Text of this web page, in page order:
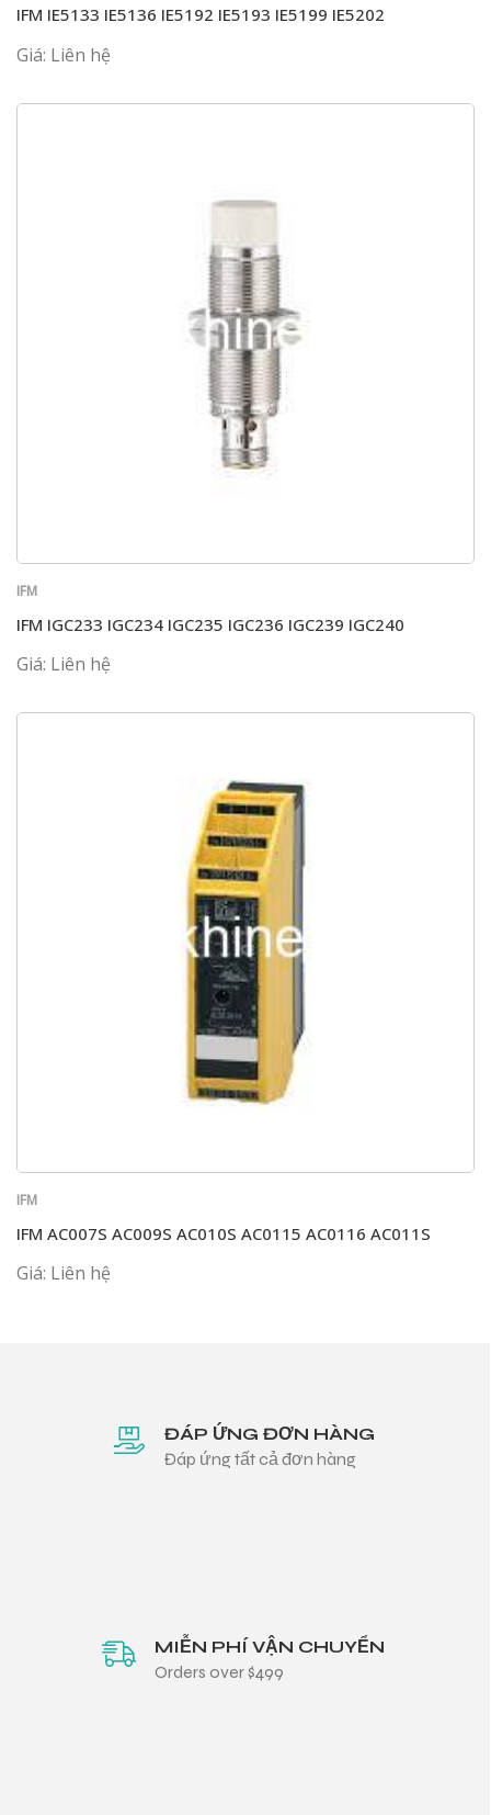
IFM IE5133 IE5136 IE5192 IE5193 IE5199 IE5202
Giá: Liên hệ
IFM
IFM IGC233 IGC234 IGC235 IGC236 IGC239 IGC240
Giá: Liên hệ
IFM
IFM AC007S AC009S AC010S AC0115 AC0116 AC011S
Giá: Liên hệ
ĐÁP ỨNG ĐƠN HÀNG
Đáp ứng tất cả đơn hàng
MIỄN PHÍ VẬN CHUYỂN
Orders over $499